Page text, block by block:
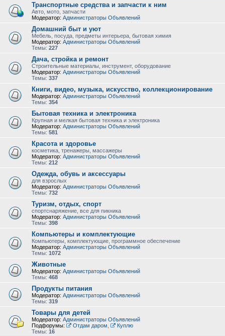
Транспортные средства и запчасти к ним
Авто, мото, запчасти
Модератор: Администраторы Объявлений
Домашний быт и уют
Мебель, посуда, предметы интерьера, бытовая химия
Модератор: Администраторы Объявлений
Темы: 227
Дача, стройка и ремонт
Строительные материалы, инструмент, оборудование
Модератор: Администраторы Объявлений
Темы: 337
Книги, видео, музыка, искусство, коллекционирование
Модератор: Администраторы Объявлений
Темы: 354
Бытовая техника и электроника
Крупная и мелкая бытовая техника и электроника
Модератор: Администраторы Объявлений
Темы: 581
Красота и здоровье
косметика, тренажеры, массажеры
Модератор: Администраторы Объявлений
Темы: 212
Одежда, обувь и аксессуары
для взрослых
Модератор: Администраторы Объявлений
Темы: 732
Туризм, отдых, спорт
спортснаряжение, все для пикника
Модератор: Администраторы Объявлений
Темы: 398
Компьютеры и комплектующие
Компьютеры, комплектующие, программное обеспечение
Модератор: Администраторы Объявлений
Темы: 1072
Животные
Модератор: Администраторы Объявлений
Темы: 468
Продукты питания
Модератор: Администраторы Объявлений
Темы: 319
Товары для детей
Модератор: Администраторы Объявлений
Подфорумы:
Отдам даром
Куплю
Темы: 16